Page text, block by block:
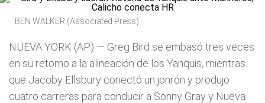
BEN WALKER (Associated Press)
NUEVA YORK (AP) — Greg Bird se embasó tres veces
en su retorno a la alineación de los Yanquis, mientras
que Jacoby Ellsbury conectó un jonrón y produjo
cuatro carreras para conducir a Sonny Gray y Nueva